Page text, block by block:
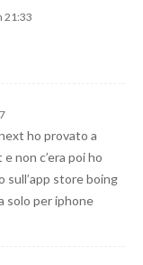
21:33
ho provato a
non c’era poi ho
sull’app store boing
solo per iphone